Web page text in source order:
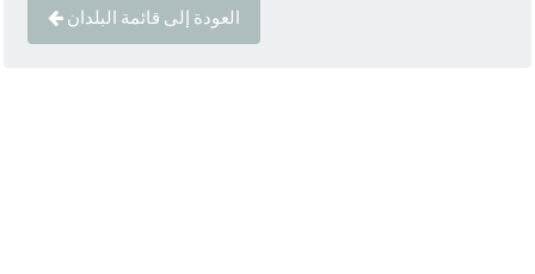
العودة إلى قائمة البلدان